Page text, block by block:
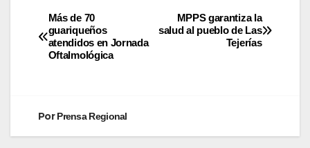
MPPS garantiza la
salud al pueblo de Las
Tejerías
Más de 70
guariqueños
atendidos en Jornada
Oftalmológica
PorPrensa Regional